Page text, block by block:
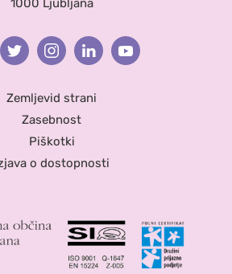
1000 Ljubljana
TwitterInstagramLinkedinYoutube
Zemljevid strani
Zasebnost
Piškotki
o dostopnosti